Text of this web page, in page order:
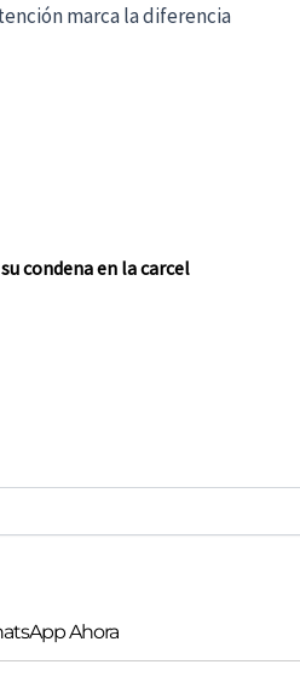
marca la diferencia
condena en la carcel
Ahora